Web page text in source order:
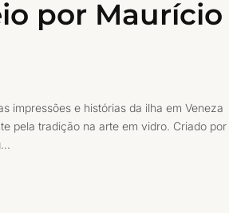
por Maurício
impressões e histórias da ilha em Veneza
pela tradição na arte em vidro. Criado por